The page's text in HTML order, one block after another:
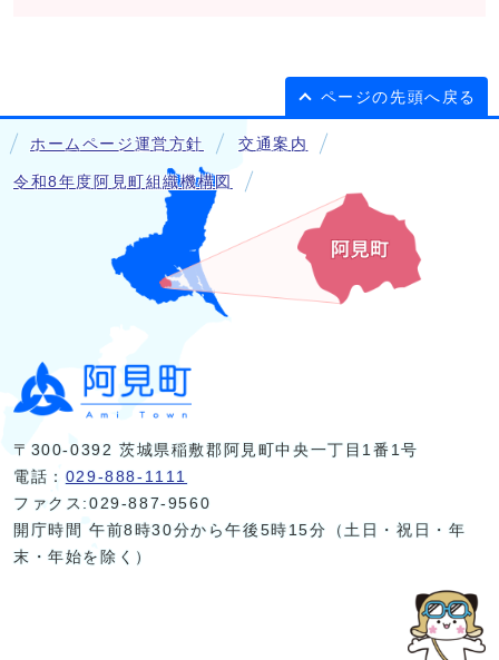
ページの先頭へ戻る
ホームページ運営方針 交通案内
令和8年度阿見町組織機構図
〒300-0392 茨城県稲敷郡阿見町中央一丁目1番1号
電話： 029-888-1111
ファクス:029-887-9560
開庁時間 午前8時30分から午後5時15分（土日・祝日・年
末・年始を除く）